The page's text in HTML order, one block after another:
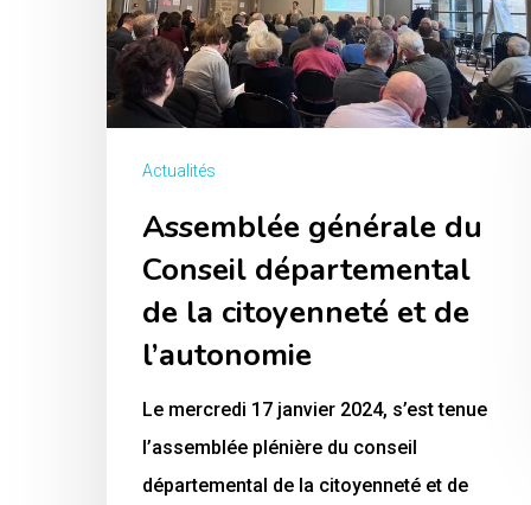
de
la
citoyenneté
et
Actualités
Assemblée générale du
Conseil départemental
de la citoyenneté et de
l’autonomie
Le mercredi 17 janvier 2024, s’est tenue
l’assemblée plénière du conseil
départemental de la citoyenneté et de